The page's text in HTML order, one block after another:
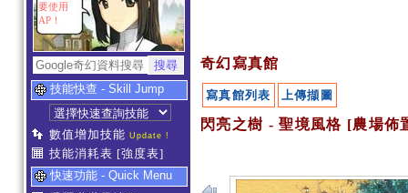
要使用
AP！
技能快查 - Skill Jump
數值增加技能 Update !
技能消耗表 [強度表]
快速功能 - Quick Menu
奇幻寫真館
寫真館列表 上傳擷圖
閃亮之樹 - 聖境風格 [農場佈